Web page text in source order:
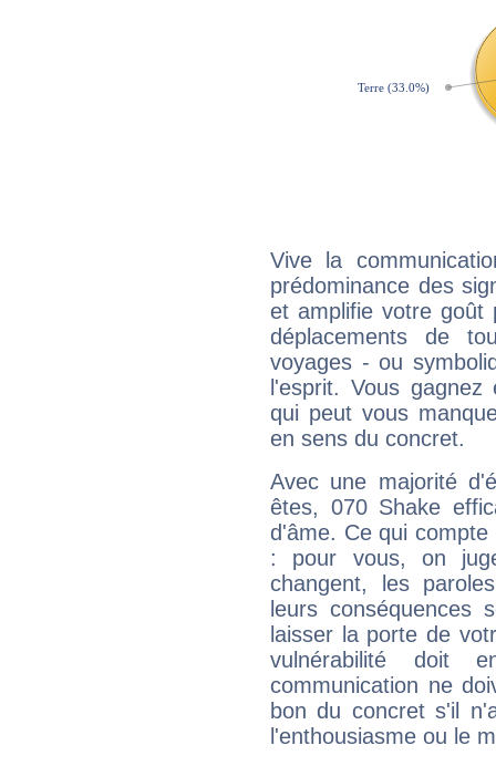
Vive la
prédominance des
et amplifie votre goût
déplacements de
voyages - ou
l'esprit. Vous
qui peut vous
en sens du concret.
Avec une majorité
êtes, 070 Shake
d'âme. Ce qui
: pour vous, on
changent, les
leurs conséquences
laisser la porte de
vulnérabilité doit
communication ne
bon du concret s'il
l'enthousiasme ou le